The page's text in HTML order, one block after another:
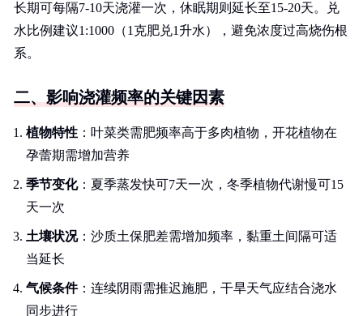
长期可每隔7-10天浇灌一次，休眠期则延长至15-20天。兑
水比例建议1:1000（1克肥兑1升水），避免浓度过高烧伤根
系。
二、影响浇灌频率的关键因素
植物特性 ：叶菜类需肥频率高于多肉植物，开花植物在
孕蕾期需增加营养
季节变化：夏季蒸发快可7天一次，冬季植物代谢慢可15
天一次
土壤状况：沙质土保肥差需增加频率，黏重土间隔可适
当延长
气候条件：连续阴雨需推迟施肥，干旱天气应结合浇水
同步进行